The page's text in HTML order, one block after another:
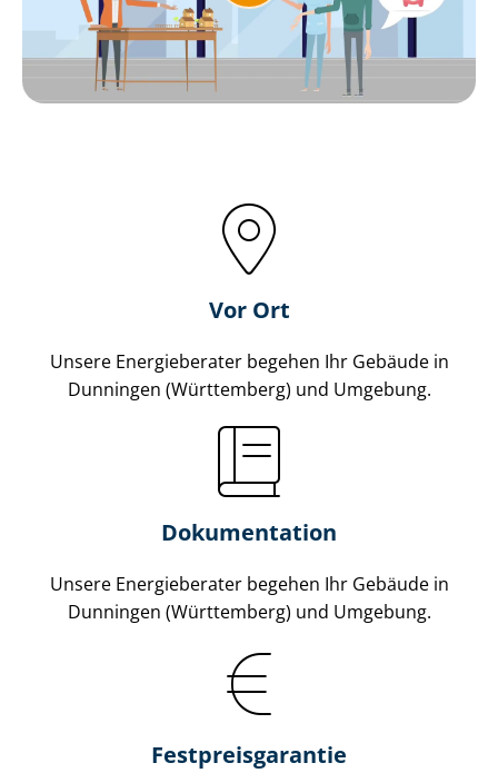
Vor Ort
Unsere Energieberater begehen Ihr Gebäude in
Dunningen (Württemberg) und Umgebung.
Dokumentation
Unsere Energieberater begehen Ihr Gebäude in
Dunningen (Württemberg) und Umgebung.
Fest­preis­ga­ran­tie